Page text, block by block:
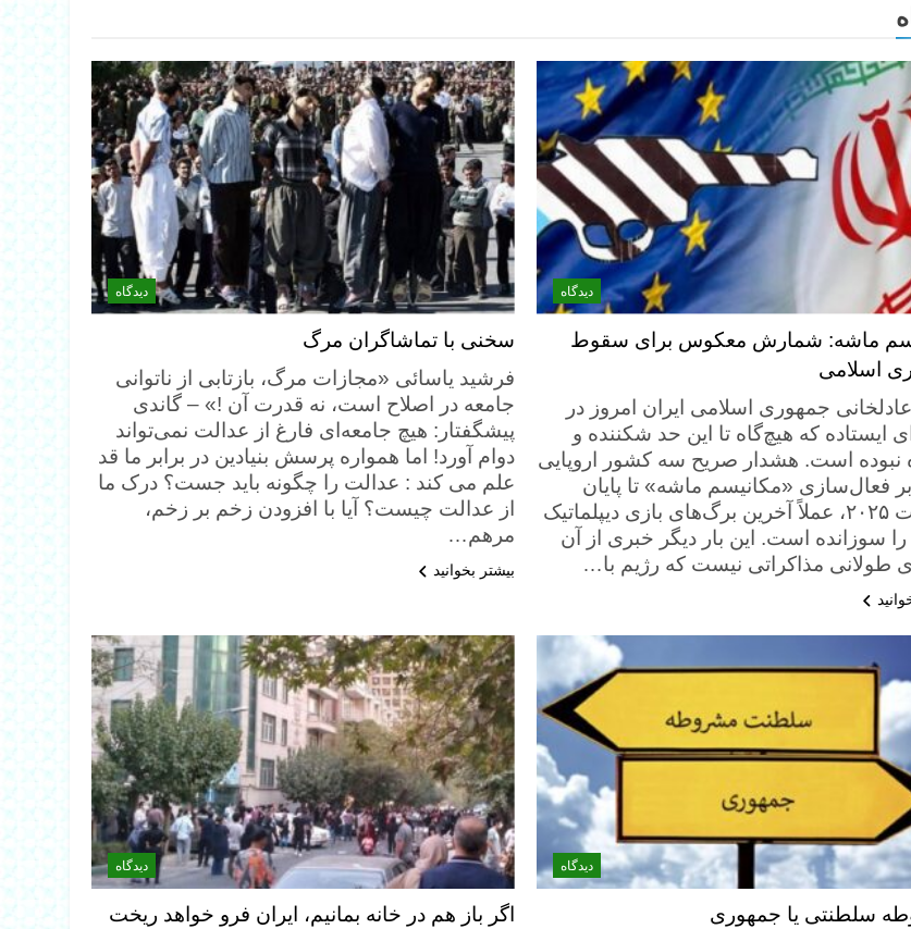
دیدگاه
ماشه: شمارش معکوس برای سقوط
اسلامی
جمهوری اسلامی ایران امروز در
ایستاده که هیچ‌گاه تا این حد شکننده و
نبوده است. هشدار صریح سه کشور اروپایی
فعال‌سازی «مکانیسم ماشه» تا پایان
آگوست ۲۰۲۵، عملاً آخرین برگ‌های بازی دیپلماتیک
را سوزانده است. این بار دیگر خبری از آن
طولانی مذاکراتی نیست که رژیم با…
دیدگاه
سخنی با تماشاگران مرگ
فرشید یاسائی «مجازات مرگ، بازتابی از ناتوانی
جامعه در اصلاح است، نه قدرت آن !» – گاندی
پیشگفتار: هیچ جامعه‌ای فارغ از عدالت نمی‌تواند
دوام آورد! اما همواره پرسش بنیادین در برابر ما قد
علم می کند : عدالت را چگونه باید جست؟ درک ما
از عدالت چیست؟ آیا با افزودن زخم بر زخم،
مرهم…
بیشتر بخوانید
دیدگاه
سلطنتی یا جمهوری
دیدگاه
اگر باز هم در خانه بمانیم، ایران فرو خواهد ریخت